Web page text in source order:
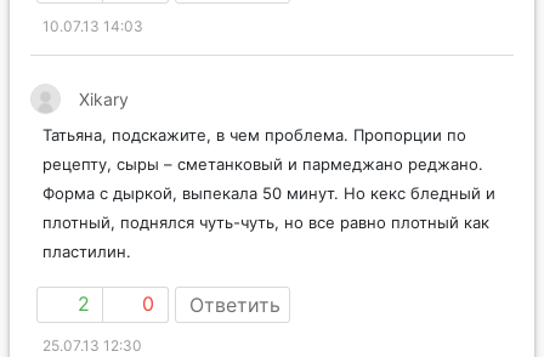
10.07.13 14:03
Xikary
Татьяна, подскажите, в чем проблема. Пропорции по
рецепту, сыры – сметанковый и пармеджано реджано.
Форма с дыркой, выпекала 50 минут. Но кекс бледный и
плотный, поднялся чуть-чуть, но все равно плотный как
пластилин.
2 0 Ответить
25.07.13 12:30